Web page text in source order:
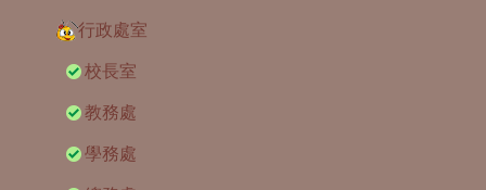
行政處室
校長室
教務處
學務處